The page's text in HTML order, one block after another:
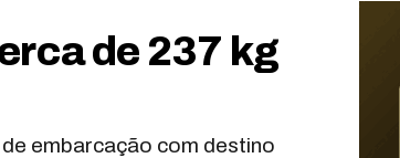
de 237 kg
embarcação com destino